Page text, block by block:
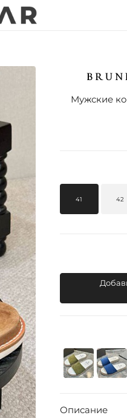
Мужские
41 42
Описание